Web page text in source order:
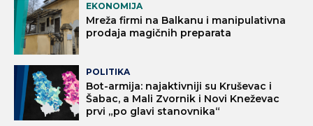
EKONOMIJA
Mreža firmi na Balkanu i manipulativna
prodaja magičnih preparata
POLITIKA
Bot-armija: najaktivniji su Kruševac i
Šabac, a Mali Zvornik i Novi Kneževac
prvi „po glavi stanovnika“